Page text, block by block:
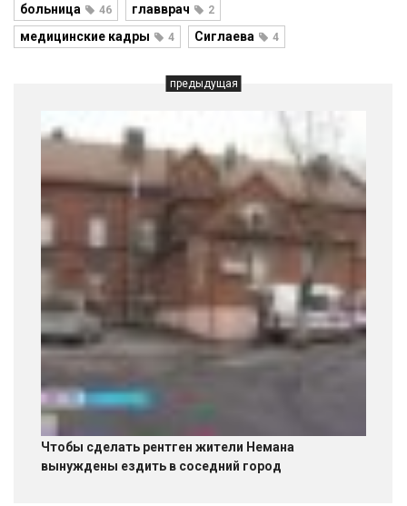
больница 46 главврач 2
медицинские кадры 4 Сиглаева 4
предыдущая
Чтобы сделать рентген жители Немана
вынуждены ездить в соседний город